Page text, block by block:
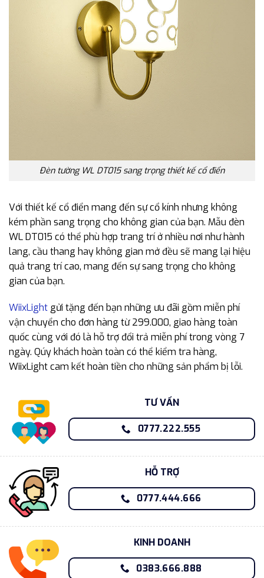
Đèn tường WL DT015 sang trọng thiết kế cổ điển
Với thiết kế cổ điển mang đến sự cổ kính nhưng không
kém phần sang trọng cho không gian của bạn. Mẫu đèn
WL DT015 có thể phù hợp trang trí ở nhiều nơi như hành
lang, cầu thang hay không gian mở đều sẽ mang lại hiệu
quả trang trí cao, mang đến sự sang trọng cho không
gian của bạn.
WiixLight gửi tặng đến bạn những ưu đãi gồm miễn phí
vận chuyển cho đơn hàng từ 299.000, giao hàng toàn
quốc cùng với đó là hỗ trợ đổi trả miễn phí trong vòng 7
ngày. Qúy khách hoàn toàn có thể kiểm tra hàng,
WiixLight cam kết hoàn tiền cho những sản phẩm bị lỗi.
TƯ VẤN
0777.222.555
HỖ TRỢ
0777.444.666
KINH DOANH
0383.666.888